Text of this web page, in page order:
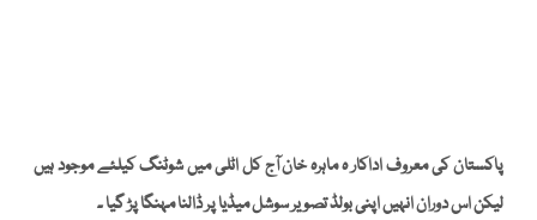
پاکستان کی معروف اداکار ہ ماہرہ خان آج کل اٹلی میں شوٹنگ کیلئے موجود ہیں
لیکن اس دوران انہیں اپنی بولڈ تصویر سوشل میڈیا پر ڈالنا مہنگا پڑ گیا ۔